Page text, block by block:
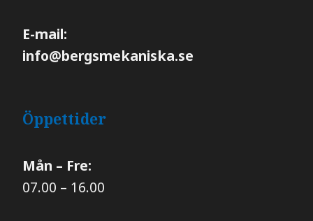
E-mail:
info@bergsmekaniska.se
Öppettider
Mån – Fre:
07.00 – 16.00